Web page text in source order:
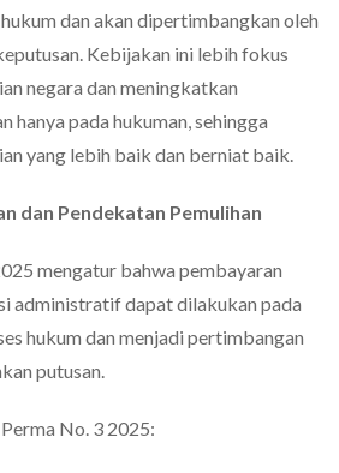
dan akan dipertimbangkan oleh
Kebijakan ini lebih fokus
negara dan meningkatkan
hanya pada hukuman, sehingga
yang lebih baik dan berniat baik.
dan Pendekatan Pemulihan
mengatur bahwa pembayaran
administratif dapat dilakukan pada
hukum dan menjadi pertimbangan
putusan.
No. 3 2025: